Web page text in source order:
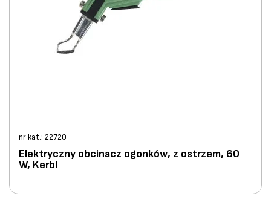
nr kat.: 22720
Elektryczny obcinacz ogonków, z ostrzem, 60
W, Kerbl